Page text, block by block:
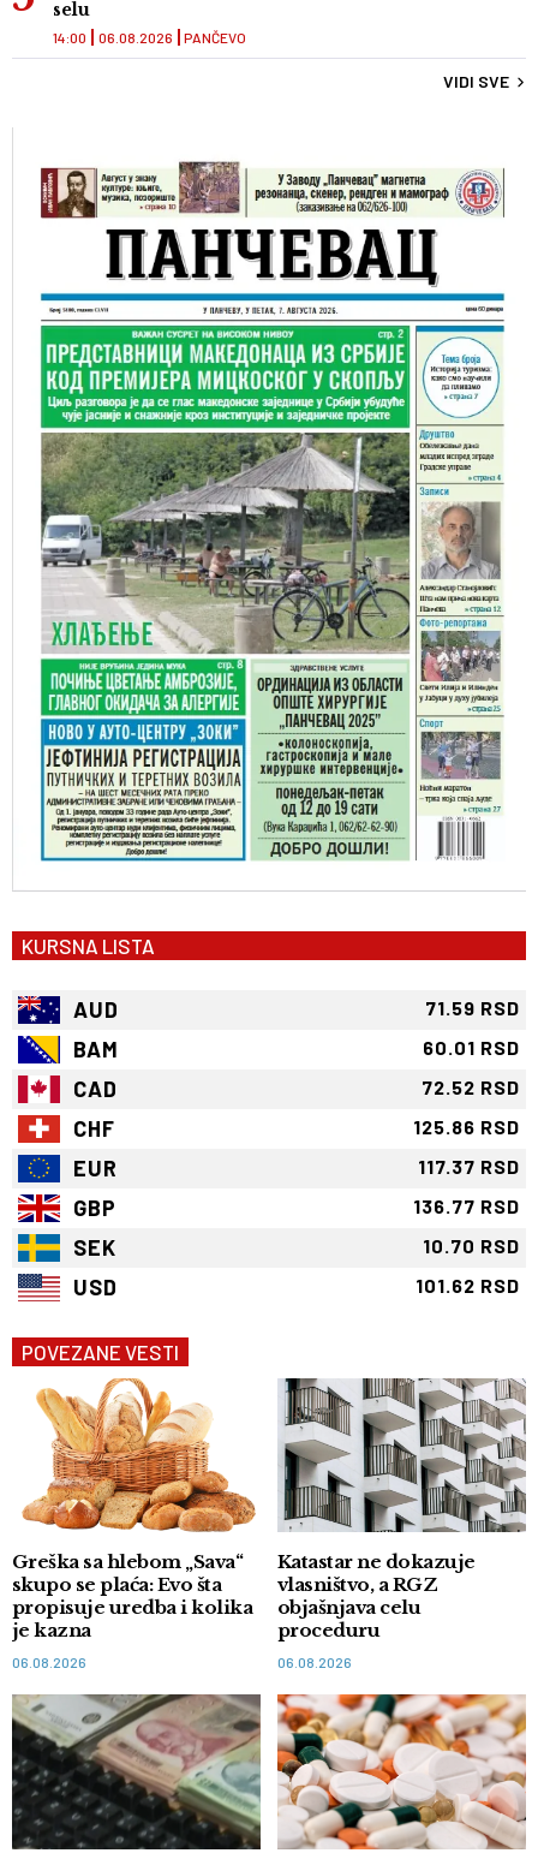
selu
PANČEVO
14:00 06.08.2026
VIDI SVE
KURSNA LISTA
AUD 71.59 RSD
BAM 60.01 RSD
CAD 72.52 RSD
CHF 125.86 RSD
EUR 117.37 RSD
GBP 136.77 RSD
SEK 10.70 RSD
USD 101.62 RSD
POVEZANE VESTI
Greška sa hlebom „Sava“
skupo se plaća: Evo šta
propisuje uredba i kolika
je kazna
06.08.2026
Katastar ne dokazuje
vlasništvo, a RGZ
objašnjava celu
proceduru
06.08.2026